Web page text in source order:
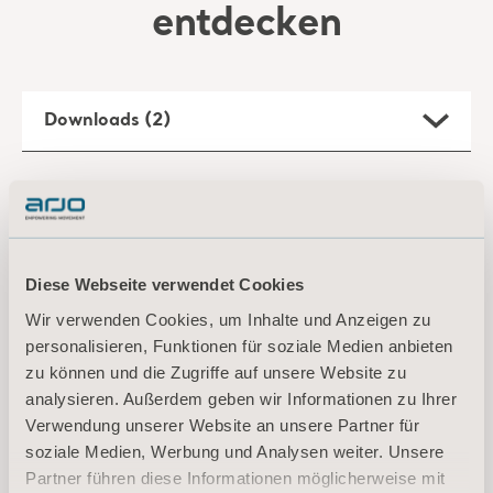
Diese Webseite verwendet Cookies
Wir verwenden Cookies, um Inhalte und Anzeigen zu
personalisieren, Funktionen für soziale Medien anbieten
zu können und die Zugriffe auf unsere Website zu
analysieren. Außerdem geben wir Informationen zu Ihrer
Verwendung unserer Website an unsere Partner für
soziale Medien, Werbung und Analysen weiter. Unsere
Partner führen diese Informationen möglicherweise mit
Alle Produktinformationen
Typ: Broschüre
DE Germany
DOWNLOAD
Loop ambulation sling - Instructions
for use